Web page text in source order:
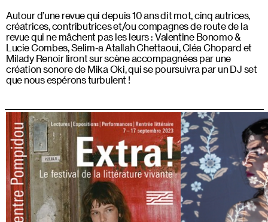
Autour d’une revue qui depuis 10 ans dit mot, cinq autrices,
créatrices, contributrices et/ou compagnes de route de la
revue qui ne mâchent pas les leurs : Valentine Bonomo &
Lucie Combes, Selim-a Atallah Chettaoui, Cléa Chopard et
Milady Renoir liront sur scène accompagnées par une
création sonore de Mika Oki, qui se poursuivra par un DJ set
que nous espérons turbulent !